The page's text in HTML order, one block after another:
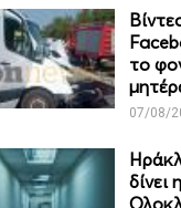
το
07/08/